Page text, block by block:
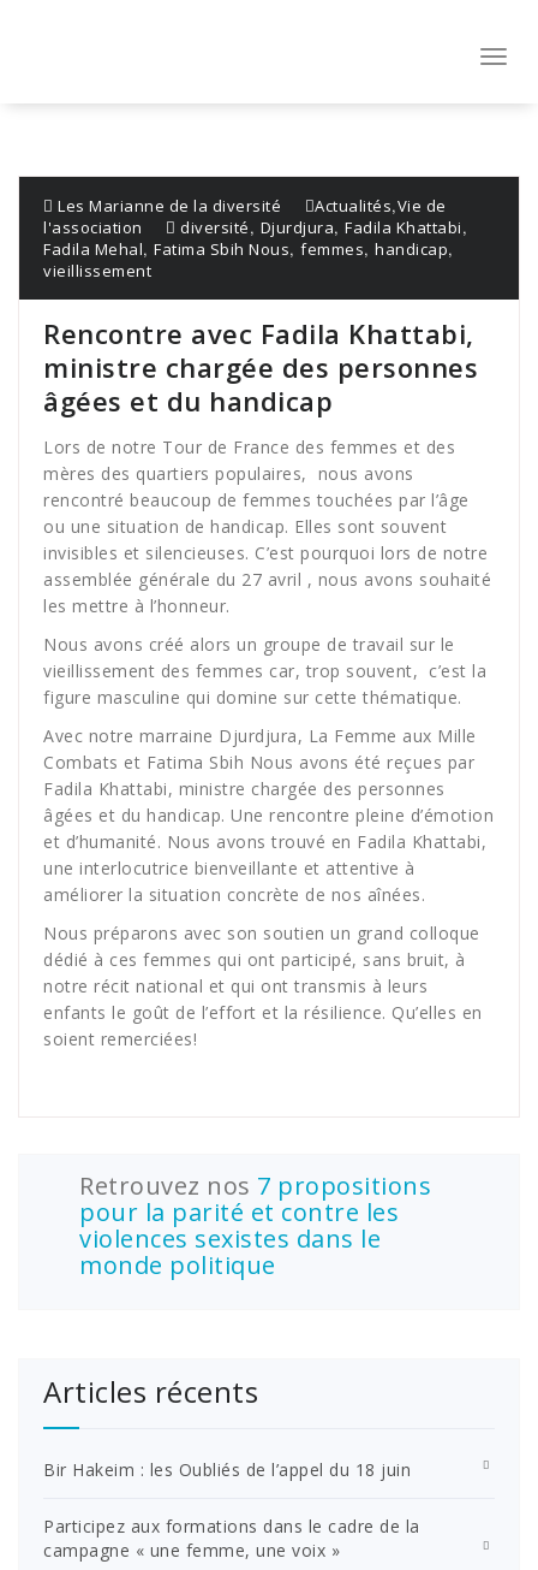
Les Marianne de la diversité Actualités,Vie de
l'association
diversité, Djurdjura, Fadila Khattabi,
Fadila Mehal, Fatima Sbih Nous, femmes, handicap,
vieillissement
Rencontre avec Fadila Khattabi,
ministre chargée des personnes
âgées et du handicap
Lors de notre Tour de France des femmes et des
mères des quartiers populaires, nous avons
rencontré beaucoup de femmes touchées par l’âge
ou une situation de handicap. Elles sont souvent
invisibles et silencieuses. C’est pourquoi lors de notre
assemblée générale du 27 avril , nous avons souhaité
les mettre à l’honneur.
Nous avons créé alors un groupe de travail sur le
vieillissement des femmes car, trop souvent, c’est la
figure masculine qui domine sur cette thématique.
Avec notre marraine Djurdjura, La Femme aux Mille
Combats et Fatima Sbih Nous avons été reçues par
Fadila Khattabi, ministre chargée des personnes
âgées et du handicap. Une rencontre pleine d’émotion
et d’humanité. Nous avons trouvé en Fadila Khattabi,
une interlocutrice bienveillante et attentive à
améliorer la situation concrète de nos aînées.
Nous préparons avec son soutien un grand colloque
dédié à ces femmes qui ont participé, sans bruit, à
notre récit national et qui ont transmis à leurs
enfants le goût de l’effort et la résilience. Qu’elles en
soient remerciées!
Retrouvez nos 7 propositions
pour la parité et contre les
violences sexistes dans le
monde politique
Articles récents
Bir Hakeim : les Oubliés de l’appel du 18 juin
Participez aux formations dans le cadre de la
campagne « une femme, une voix »